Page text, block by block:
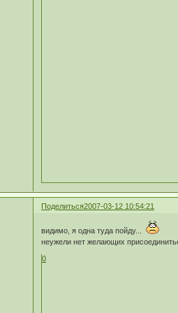
Поделиться2007-03-12 10:54:21
видимо, я одна туда пойду...
неужели нет желающих
0